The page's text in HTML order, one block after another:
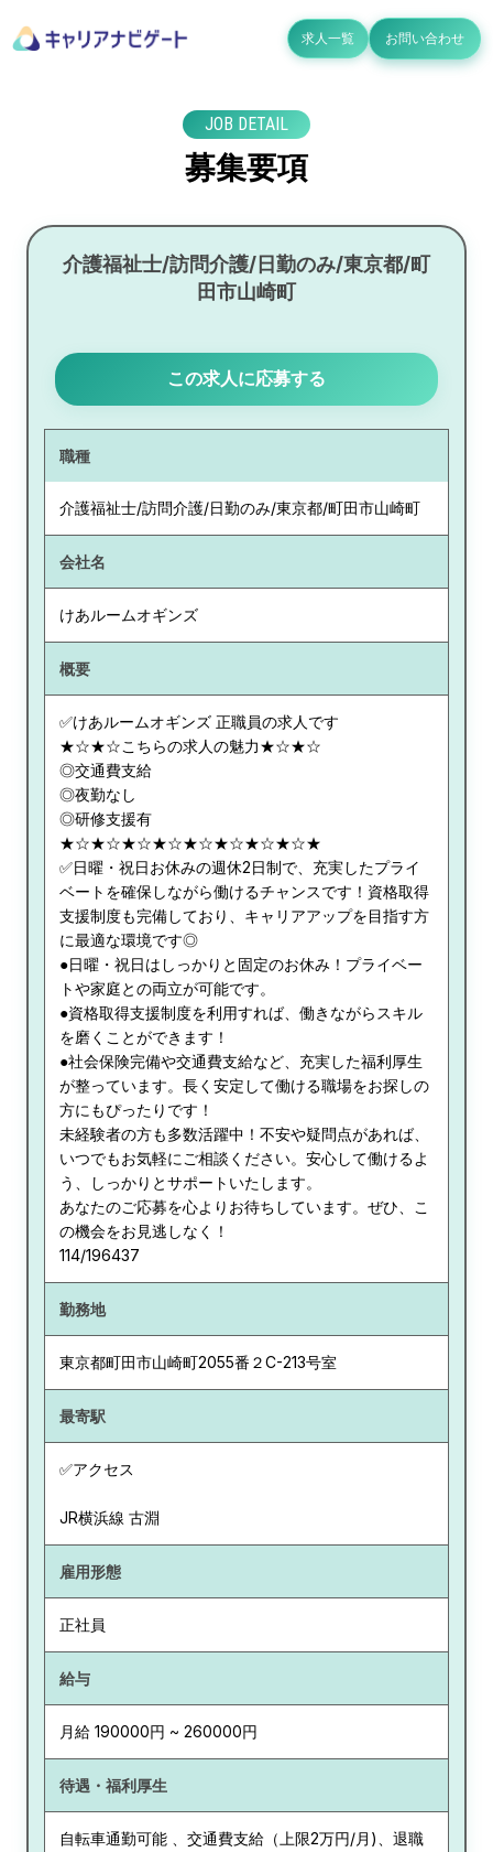
求人一覧 お問い合わせ
JOB DETAIL
募集要項
介護福祉士/訪問介護/日勤のみ/東京都/町
田市山崎町
この求人に応募する
職種
介護福祉士/訪問介護/日勤のみ/東京都/町田市山崎町
会社名
けあルームオギンズ
概要
✅けあルームオギンズ 正職員の求人です
★☆★☆こちらの求人の魅力★☆★☆
◎交通費支給
◎夜勤なし
◎研修支援有
★☆★☆★☆★☆★☆★☆★☆★☆★
✅日曜・祝日お休みの週休2日制で、充実したプライ
ベートを確保しながら働けるチャンスです！資格取得
支援制度も完備しており、キャリアアップを目指す方
に最適な環境です◎
●日曜・祝日はしっかりと固定のお休み！プライベー
トや家庭との両立が可能です。
●資格取得支援制度を利用すれば、働きながらスキル
を磨くことができます！
●社会保険完備や交通費支給など、充実した福利厚生
が整っています。長く安定して働ける職場をお探しの
方にもぴったりです！
未経験者の方も多数活躍中！不安や疑問点があれば、
いつでもお気軽にご相談ください。安心して働けるよ
う、しっかりとサポートいたします。
あなたのご応募を心よりお待ちしています。ぜひ、こ
の機会をお見逃しなく！
114/196437
勤務地
東京都町田市山崎町2055番２C-213号室
最寄駅
✅アクセス
JR横浜線 古淵
雇用形態
正社員
給与
月給 190000円 ~ 260000円
待遇・福利厚生
自転車通勤可能 、交通費支給（上限2万円/月)、退職